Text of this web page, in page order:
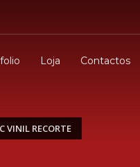
Loja Contactos
VINIL RECORTE